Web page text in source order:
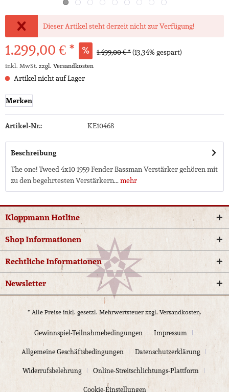
Dieser Artikel steht derzeit nicht zur Verfügung!
1.299,00 € * 1.499,00 € *(13,34% gespart)
inkl. MwSt. zzgl. Versandkosten
Artikel nicht auf Lager
Merken
Artikel-Nr.: KE10468
Beschreibung
The one! Tweed 4x10 1959 Fender Bassman Verstärker gehören mit
zu den begehrtesten Verstärkern...mehr
Kloppmann Hotline
Shop Informationen
Rechtliche Informationen
Newsletter
* Alle Preise inkl. gesetzl. Mehrwertsteuer zzgl. Versandkosten.
Gewinnspiel-Teilnahmebedingungen
Impressum
Allgemeine Geschäftsbedingungen
Datenschutzerklärung
Widerrufsbelehrung
Online-Streitschlichtungs-Plattform